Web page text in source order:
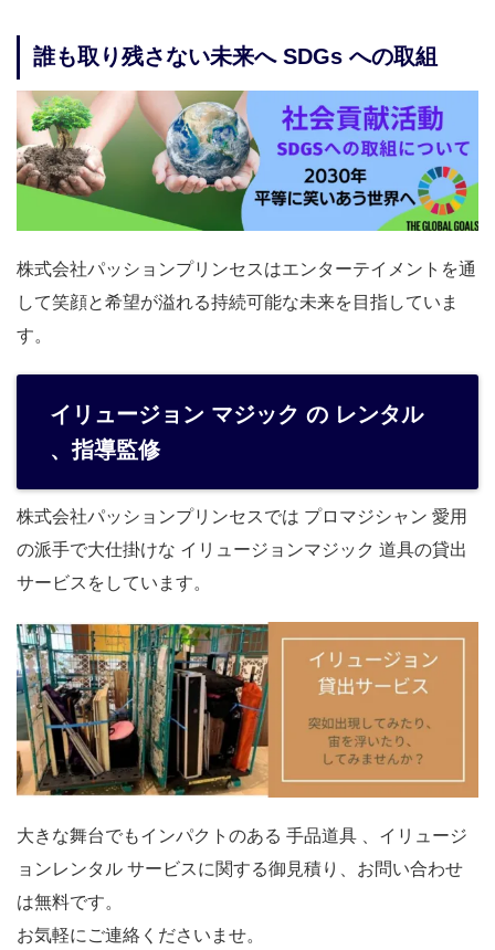
誰も取り残さない未来へ SDGs への取組
株式会社パッションプリンセスはエンターテイメントを通
して笑顔と希望が溢れる持続可能な未来を目指していま
す。
イリュージョン マジック の レンタル
、指導監修
株式会社パッションプリンセスでは プロマジシャン 愛用
の派手で大仕掛けな イリュージョンマジック 道具の貸出
サービスをしています。
大きな舞台でもインパクトのある 手品道具 、イリュージ
ョンレンタル サービスに関する御見積り、お問い合わせ
は無料です。
お気軽にご連絡くださいませ。